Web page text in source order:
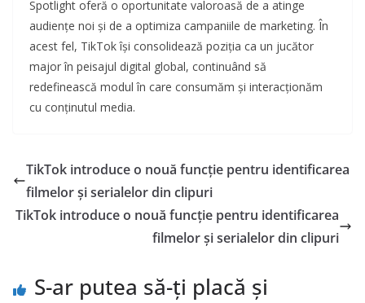
Spotlight oferă o oportunitate valoroasă de a atinge
audiențe noi și de a optimiza campaniile de marketing. În
acest fel, TikTok își consolidează poziția ca un jucător
major în peisajul digital global, continuând să
redefinească modul în care consumăm și interacționăm
cu conținutul media.
TikTok introduce o nouă funcție pentru identificarea
filmelor și serialelor din clipuri
TikTok introduce o nouă funcție pentru identificarea
filmelor și serialelor din clipuri
S-ar putea să-ți placă și